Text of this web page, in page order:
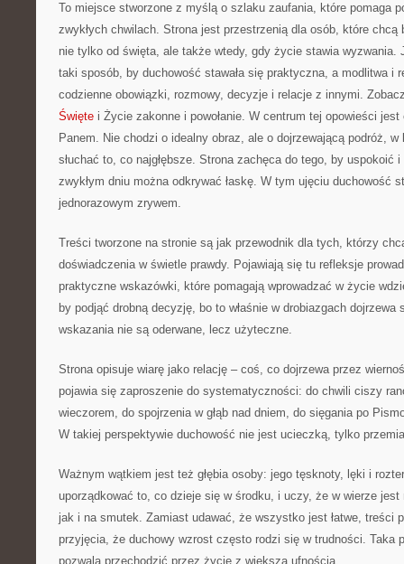
To miejsce stworzone z myślą o szlaku zaufania, które pomaga
zwykłych chwilach. Strona jest przestrzenią dla osób, które chcą
nie tylko od święta, ale także wtedy, gdy życie stawia
taki sposób, by duchowość stawała się praktyczna, a modlitwa i
codzienne obowiązki, rozmowy, decyzje i relacje z innymi.
Święte i Życie zakonne i powołanie. W centrum tej opowieści
Panem. Nie chodzi o idealny obraz, ale o dojrzewającą podróż, w
słuchać to, co najgłębsze. Strona zachęca do tego, by uspokoić
zwykłym dniu można odkrywać łaskę. W tym ujęciu duchowość
jednorazowym zrywem.
Treści tworzone na stronie są jak przewodnik dla tych, którzy
doświadczenia w świetle prawdy. Pojawiają się tu refleksje
praktyczne wskazówki, które pomagają wprowadzać w życie
by podjąć drobną decyzję, bo to właśnie w drobiazgach
wskazania nie są oderwane, lecz użyteczne.
Strona opisuje wiarę jako relację – coś, co dojrzewa przez
pojawia się zaproszenie do systematyczności: do chwili ciszy
wieczorem, do spojrzenia w głąb nad dniem, do sięgania po
W takiej perspektywie duchowość nie jest ucieczką, tylko
Ważnym wątkiem jest też głębia osoby: jego tęsknoty, lęki i
uporządkować to, co dzieje się w środku, i uczy, że w wierze
jak i na smutek. Zamiast udawać, że wszystko jest łatwe, treści
przyjęcia, że duchowy wzrost często rodzi się w trudności. Taka
pozwala przechodzić przez życie z większą ufnością.